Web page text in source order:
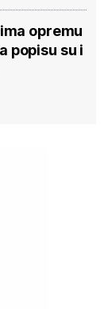
opremu
popisu su i